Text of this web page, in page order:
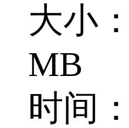
大小
MB
时间